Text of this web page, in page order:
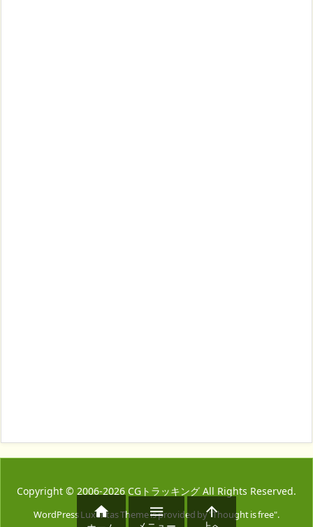
Copyright © 2006-2026 CGトラッキング All Rights Reserved.
WordPress Luxeritas Theme is provided by "Thought is free".
  